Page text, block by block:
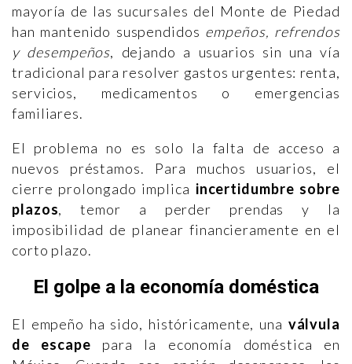
mayoría de las sucursales del Monte de Piedad
han mantenido suspendidos empeños, refrendos
y desempeños, dejando a usuarios sin una vía
tradicional para resolver gastos urgentes: renta,
servicios, medicamentos o emergencias
familiares.
El problema no es solo la falta de acceso a
nuevos préstamos. Para muchos usuarios, el
cierre prolongado implica incertidumbre sobre
plazos, temor a perder prendas y la
imposibilidad de planear financieramente en el
corto plazo.
El golpe a la economía doméstica
El empeño ha sido, históricamente, una válvula
de escape para la economía doméstica en